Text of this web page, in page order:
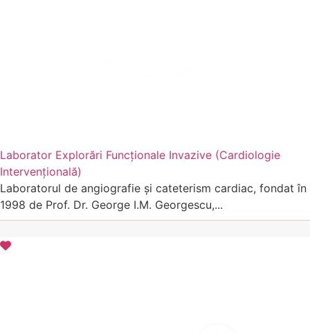
Laborator Explorări Funcționale Invazive (Cardiologie
Intervențională)
Laboratorul de angiografie și cateterism cardiac, fondat în
1998 de Prof. Dr. George I.M. Georgescu,...